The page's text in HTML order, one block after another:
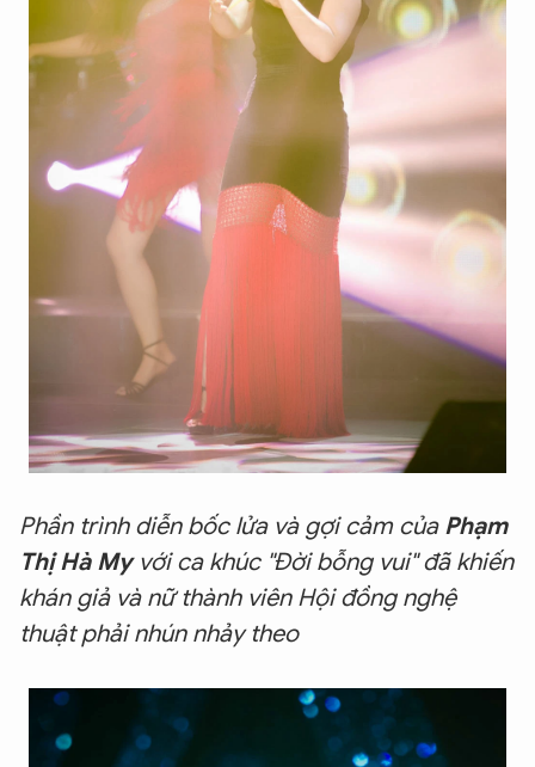
Phần trình diễn bốc lửa và gợi cảm của Phạm
Thị Hà Myvới ca khúc "Đời bỗng vui" đã khiến
khán giả và nữ thành viên Hội đồng nghệ
thuật phải nhún nhảy theo
XIN CHÀO,
TÔI LÀ CHATBOT CỦA